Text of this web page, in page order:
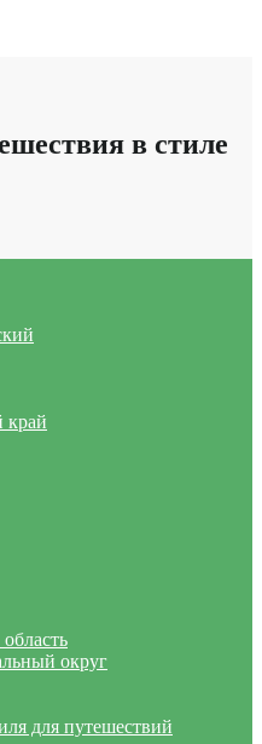
в стиле
край
округ
для путешествий